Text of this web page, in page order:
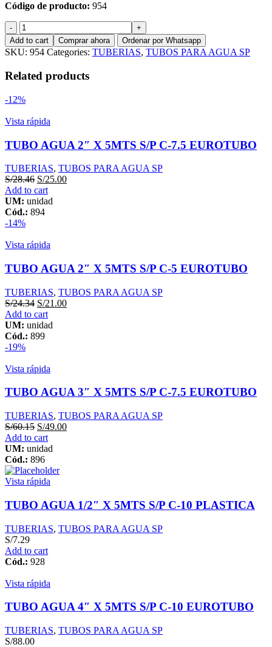
Código de producto: 954
TUBO
AGUA
1
1/4"
X
5MTS
C-
TUPLAS
Add to cart Comprar ahora Ordenar por Whatsapp
SKU: 954 Categories: TUBERIAS, TUBOS PARA AGUA SP
Related products
-12%
Vista rápida
TUBO AGUA 2″ X 5MTS S/P C-7.5 EUROTUBO
TUBERIAS, TUBOS PARA AGUA SP
S/28.46 S/25.00
Add to cart
UM: unidad
Cód.: 894
-14%
Vista rápida
TUBO AGUA 2″ X 5MTS S/P C-5 EUROTUBO
TUBERIAS, TUBOS PARA AGUA SP
S/24.34 S/21.00
Add to cart
UM: unidad
Cód.: 899
-19%
Vista rápida
TUBO AGUA 3″ X 5MTS S/P C-7.5 EUROTUBO
TUBERIAS, TUBOS PARA AGUA SP
S/60.15 S/49.00
Add to cart
UM: unidad
Cód.: 896
Vista rápida
TUBO AGUA 1/2″ X 5MTS S/P C-10 PLASTICA
TUBERIAS, TUBOS PARA AGUA SP
S/7.29
Add to cart
Cód.: 928
Vista rápida
TUBO AGUA 4″ X 5MTS S/P C-10 EUROTUBO
TUBERIAS, TUBOS PARA AGUA SP
S/88.00